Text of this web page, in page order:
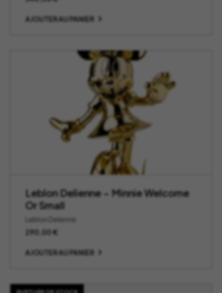
AJOUTER AU PANIER
Leblon Delienne – Minnie Welcome
Or Small
Leblon Delienne
290,00€
AJOUTER AU PANIER